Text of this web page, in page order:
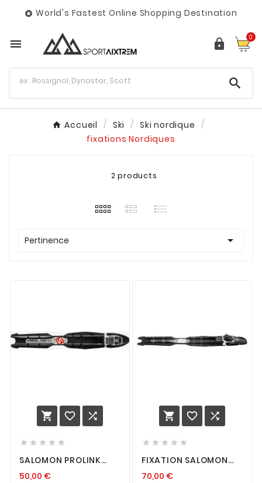
 World's Fastest Online Shopping Destination
  0

Accueil Ski
Ski nordique
fixations Nordiques
2 products
Pertinence 
  
    
SALOMON PROLINK
50,00 €
  
    
FIXATION SALOMON
70,00 €